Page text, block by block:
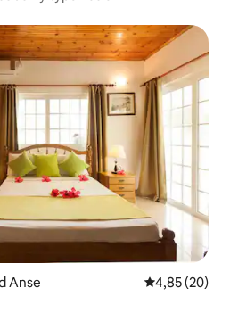
Anse Średnia
4,85 (20)